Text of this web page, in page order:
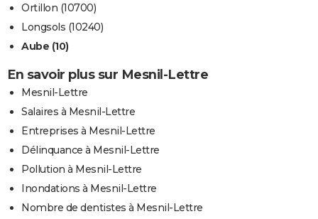
Ortillon (10700)
Longsols (10240)
Aube (10)
En savoir plus sur Mesnil-Lettre
Mesnil-Lettre
Salaires à Mesnil-Lettre
Entreprises à Mesnil-Lettre
Délinquance à Mesnil-Lettre
Pollution à Mesnil-Lettre
Inondations à Mesnil-Lettre
Nombre de dentistes à Mesnil-Lettre